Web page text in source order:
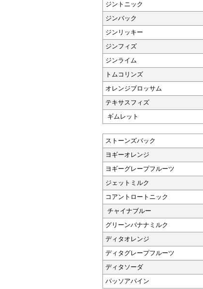
ジントニック
ジンバック
ジンリッキー
ジンフィズ
ジンライム
トムコリンズ
オレンジブロッサム
テキサスフィズ
ギムレット
ストーンズバック
ヨギーオレンジ
ヨギーグレープフルーツ
ジェットミルク
コアントロートニック
チャイナブルー
グリーンバナナミルク
ディタオレンジ
ディタグレープフルーツ
ディタソーダ
パッソアパイン